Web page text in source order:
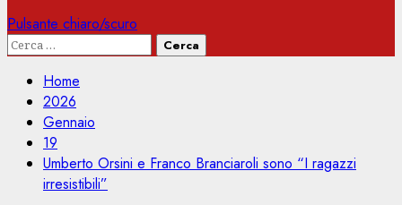
Pulsante chiaro/scuro
Ricerca
Home
2026
Gennaio
19
Umberto Orsini e Franco Branciaroli sono “I ragazzi
irresistibili”